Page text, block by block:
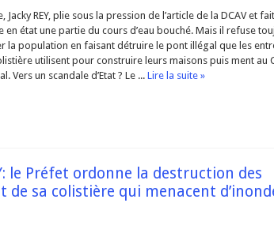
Jacky REY, plie sous la pression de l’article de la DCAV et fait
en état une partie du cours d’eau bouché. Mais il refuse
la population en faisant détruire le pont illégal que les
utilisent pour construire leurs maisons puis ment au
Vers un scandale d’Etat ? Le ... Lire la suite »
le Préfet ordonne la destruction des
sa colistière qui menacent